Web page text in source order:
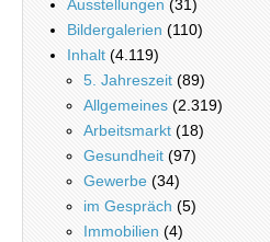
Ausstellungen (31)
Bildergalerien (110)
Inhalt (4.119)
5. Jahreszeit (89)
Allgemeines (2.319)
Arbeitsmarkt (18)
Gesundheit (97)
Gewerbe (34)
im Gespräch (5)
Immobilien (4)